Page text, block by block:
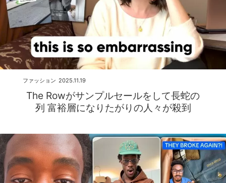
ファッション 2025.11.19
The Rowがサンプルセールをして長蛇の
列 富裕層になりたがりの人々が殺到